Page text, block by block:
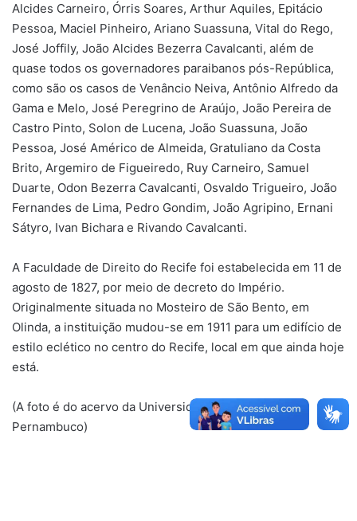
Alcides Carneiro, Órris Soares, Arthur Aquiles, Epitácio
Pessoa, Maciel Pinheiro, Ariano Suassuna, Vital do Rego,
José Joffily, João Alcides Bezerra Cavalcanti, além de
quase todos os governadores paraibanos pós-República,
como são os casos de Venâncio Neiva, Antônio Alfredo da
Gama e Melo, José Peregrino de Araújo, João Pereira de
Castro Pinto, Solon de Lucena, João Suassuna, João
Pessoa, José Américo de Almeida, Gratuliano da Costa
Brito, Argemiro de Figueiredo, Ruy Carneiro, Samuel
Duarte, Odon Bezerra Cavalcanti, Osvaldo Trigueiro, João
Fernandes de Lima, Pedro Gondim, João Agripino, Ernani
Sátyro, Ivan Bichara e Rivando Cavalcanti.
A Faculdade de Direito do Recife foi estabelecida em 11 de
agosto de 1827, por meio de decreto do Império.
Originalmente situada no Mosteiro de São Bento, em
Olinda, a instituição mudou-se em 1911 para um edifício de
estilo eclético no centro do Recife, local em que ainda hoje
está.
(A foto é do acervo da Universidade Federal de
Pernambuco)